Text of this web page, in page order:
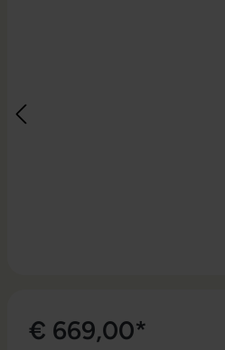
€ 669,00*